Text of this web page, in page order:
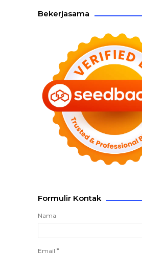
Bekerjasama
Formulir Kontak
Nama
Email *